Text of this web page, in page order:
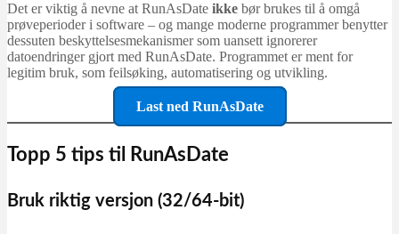
Det er viktig å nevne at RunAsDate ikke bør brukes til å omgå
prøveperioder i software – og mange moderne programmer benytter
dessuten beskyttelsesmekanismer som uansett ignorerer
datoendringer gjort med RunAsDate. Programmet er ment for
legitim bruk, som feilsøking, automatisering og utvikling.
Last ned RunAsDate
Topp 5 tips til RunAsDate
Bruk riktig versjon (32/64-bit)